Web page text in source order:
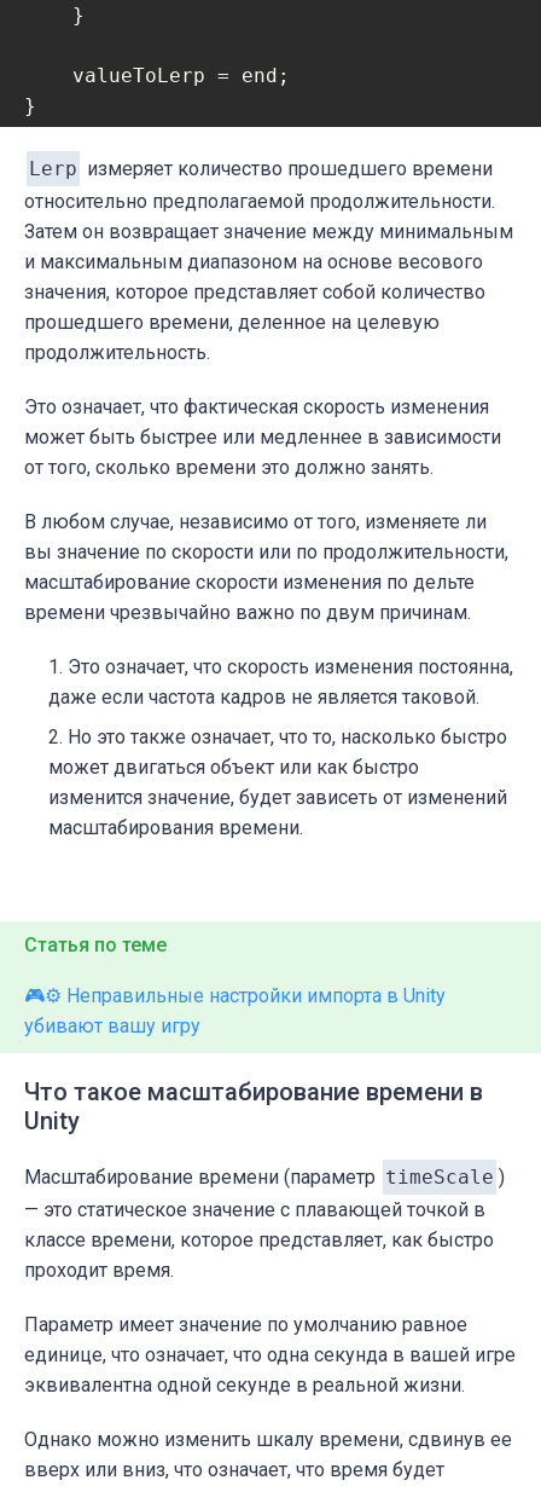
    }
    valueToLerp = end;
}
Lerp измеряет количество прошедшего времени
относительно предполагаемой продолжительности.
Затем он возвращает значение между минимальным
и максимальным диапазоном на основе весового
значения, которое представляет собой количество
прошедшего времени, деленное на целевую
продолжительность.
Это означает, что фактическая скорость изменения
может быть быстрее или медленнее в зависимости
от того, сколько времени это должно занять.
В любом случае, независимо от того, изменяете ли
вы значение по скорости или по продолжительности,
масштабирование скорости изменения по дельте
времени чрезвычайно важно по двум причинам.
Это означает, что скорость изменения постоянна,
даже если частота кадров не является таковой.
Но это также означает, что то, насколько быстро
может двигаться объект или как быстро
изменится значение, будет зависеть от изменений
масштабирования времени.
Статья по теме
🎮⚙️ Неправильные настройки импорта в Unity
убивают вашу игру
Что такое масштабирование времени в
Unity
Масштабирование времени (параметр timeScale )
— это статическое значение с плавающей точкой в ​​
классе времени, которое представляет, как быстро
проходит время.
Параметр имеет значение по умолчанию равное
единице, что означает, что одна секунда в вашей игре
эквивалентна одной секунде в реальной жизни.
Однако можно изменить шкалу времени, сдвинув ее
вверх или вниз, что означает, что время будет